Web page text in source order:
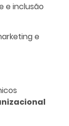
e inclusão
e